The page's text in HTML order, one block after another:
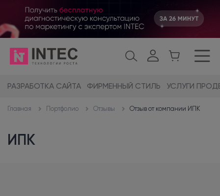
РАЗРАБОТКА САЙТА ФИРМЕННЫЙ СТИЛЬ УСЛУГИ
Главная Портфолио Отзывы Отзыв от компании ИПК
ИПК